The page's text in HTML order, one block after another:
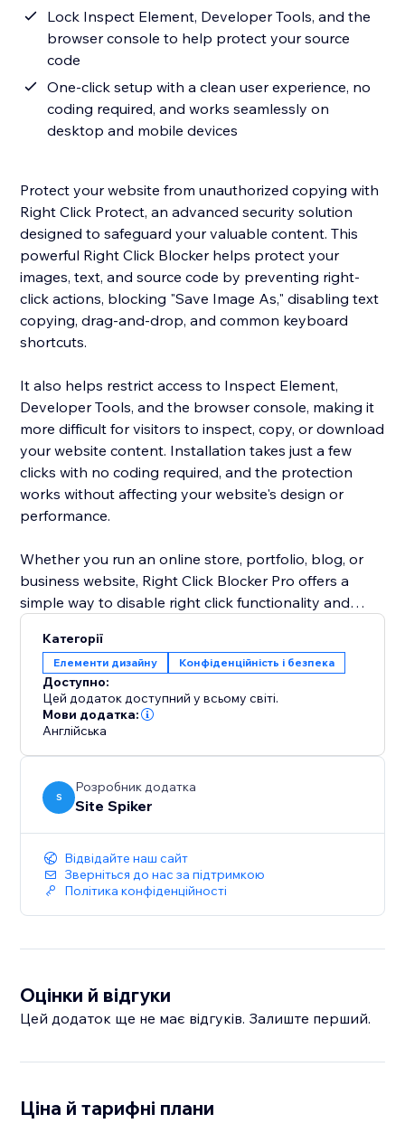
Lock Inspect Element, Developer Tools, and the
browser console to help protect your source
code
One-click setup with a clean user experience, no
coding required, and works seamlessly on
desktop and mobile devices
Protect your website from unauthorized copying with
Right Click Protect, an advanced security solution
designed to safeguard your valuable content. This
powerful Right Click Blocker helps protect your
images, text, and source code by preventing right-
click actions, blocking "Save Image As," disabling text
copying, drag-and-drop, and common keyboard
shortcuts.
It also helps restrict access to Inspect Element,
Developer Tools, and the browser console, making it
more difficult for visitors to inspect, copy, or download
your website content. Installation takes just a few
clicks with no coding required, and the protection
works without affecting your website's design or
performance.
Whether you run an online store, portfolio, blog, or
business website, Right Click Blocker Pro offers a
simple way to disable right click functionality and
browsing experience for your visitors.
Built for creators, photographers, designers, agencies,
and businesses, the app delivers reliable website
protection without intrusive popups or banners.
Protect your images, text, and source code with one-
Категорії
Елементи дизайну Конфіденційність і безпека
Доступно:
Цей додаток доступний у всьому світі.
Мови додатка:
Англійська
S
Розробник додатка
Site Spiker
Відвідайте наш сайт
Зверніться до нас за підтримкою
Політика конфіденційності
Оцінки й відгуки
Цей додаток ще не має відгуків. Залиште перший.
Ціна й тарифні плани